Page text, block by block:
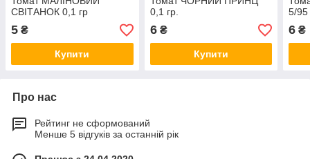
СВІТАНОК 0,1 гр
5 ₴
Купити
0,1 гр.
6₴
Купити
5/95
6 ₴
Про нас
Рейтинг не сформований
Менше 5 відгуків за останній рік